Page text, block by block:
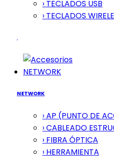
› TECLADOS USB
› TECLADOS
NETWORK
NETWORK
› AP (PUNTO DE
› CABLEADO
› FIBRA ÓPTICA
› HERRAMIENTA